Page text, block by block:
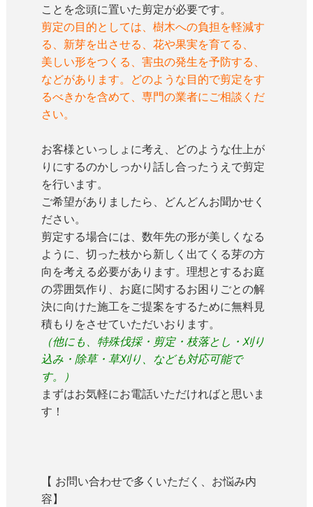
ことを念頭に置いた剪定が必要です。
剪定の目的としては、樹木への負担を軽減す
る、新芽を出させる、花や果実を育てる、
美しい形をつくる、害虫の発生を予防する、
などがあります。どのような目的で剪定をす
るべきかを含めて、専門の業者にご相談くだ
さい。
お客様といっしょに考え、どのような仕上が
りにするのかしっかり話し合ったうえで剪定
を行います。
ご希望がありましたら、どんどんお聞かせく
ださい。
剪定する場合には、数年先の形が美しくなる
ように、切った枝から新しく出てくる芽の方
向を考える必要があります。理想とするお庭
の雰囲気作り、お庭に関するお困りごとの解
決に向けた施工をご提案をするために無料見
積もりをさせていただいおります。
（他にも、特殊伐採・剪定・枝落とし・刈り
込み・除草・草刈り、なども対応可能で
す。）
まずはお気軽にお電話いただければと思いま
す！
【 お問い合わせで多くいただく、お悩み内
容】